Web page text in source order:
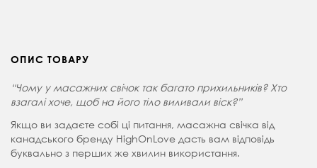
ОПИС ТОВАРУ
“Чому у масажних свічок так багато прихильників? Хто
взагалі хоче, щоб на його тіло виливали віск?”
Якщо ви задаєте собі ці питання, масажна свічка від
канадського бренду HighOnLove дасть вам відповідь
буквально з перших же хвилин використання.